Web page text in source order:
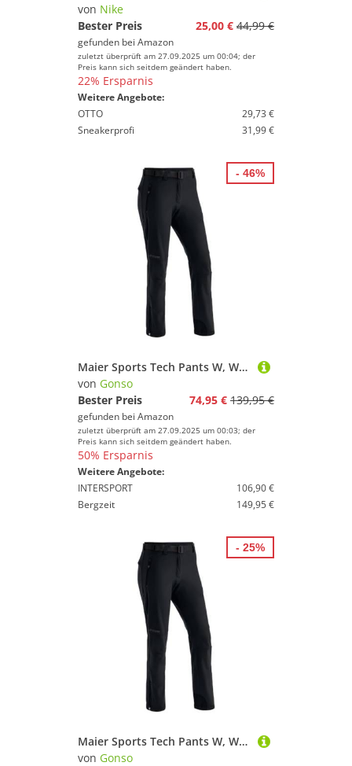
von Nike
Bester Preis
25,00 € 44,99 €
gefunden bei Amazon
zuletzt überprüft am 27.09.2025 um 00:04; der
Preis kann sich seitdem geändert haben.
22% Ersparnis
Weitere Angebote:
OTTO
29,73 €
Sneakerprofi
31,99 €
Maier Sports Tech Pants W, Warme Damen Wanderhose, Wasserabweisende Softshell-Outdoorhose für Trekking und Hiking, PFC-frei, mSTRETCH pro 2 & stormprotec-Technologie, Schwarz, 18 (W28/L29)
von Gonso
Bester Preis
74,95 € 139,95 €
gefunden bei Amazon
zuletzt überprüft am 27.09.2025 um 00:03; der
Preis kann sich seitdem geändert haben.
50% Ersparnis
Weitere Angebote:
INTERSPORT
106,90 €
Bergzeit
149,95 €
- 46%
Maier Sports Tech Pants W, Warme Damen Wanderhose, Wasserabweisende Softshell-Outdoorhose für Trekking und Hiking, PFC-frei, mSTRETCH pro 2 & stormprotec-Technologie, Schwarz, 20 (W31/L29)
von Gonso
- 25%